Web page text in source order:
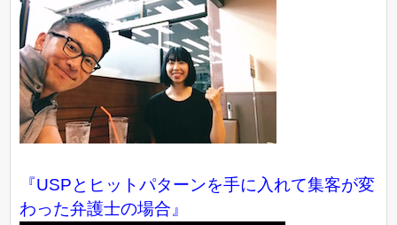
『USPとヒットパターンを手に入れて集客が変
わった弁護士の場合』